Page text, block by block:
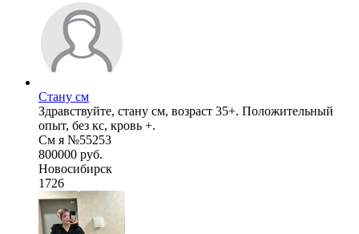
Стану см
Здравствуйте, стану см, возраст 35+. Положительный
опыт, без кс, кровь +.
См я №55253
800000 руб.
Новосибирск
1726